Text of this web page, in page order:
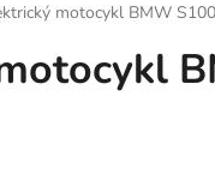
motocykl BMW